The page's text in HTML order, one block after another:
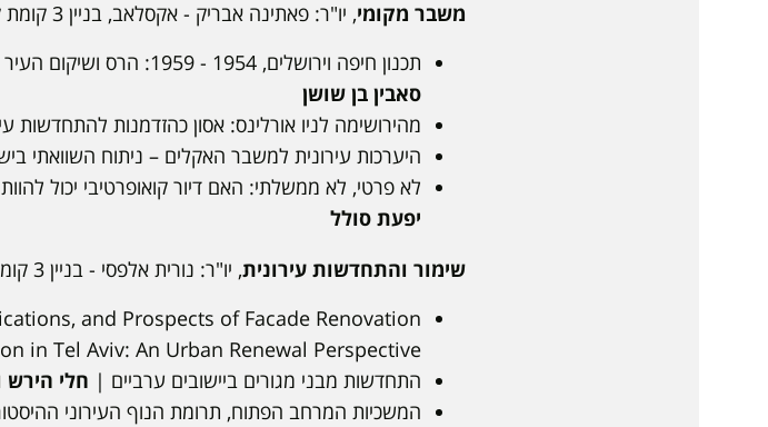
משבר מקומי, יו"ר: פאתינה אבריק - אקסלאב, בניין 3 קומת קרקע, חדר 3003
תכנון חיפה וירושלים, 1954 - 1959: הרס ושיקום העיר הישראלית ההיסטורית |
סאבין בן שושן
מהירושימה לניו אורלינס: אסון כהזדמנות להתחדשות
היערכות עירונית למשבר האקלים – ניתוח השוואתי
לא פרטי, לא ממשלתי: האם דיור קואופרטיבי יכול
יפעת סולל
שימור והתחדשות עירונית, יו"ר: נורית אלפסי - בניין 3 קומת קרקע, חדר אירוח ספרייה
and Prospects of Facade Renovation
in Tel Aviv: An Urban Renewal Perspective |
התחדשות מבני מגורים ביישובים ערביים | חלי הירש
המשכיות המרחב הפתוח, תרומת הנוף העירוני